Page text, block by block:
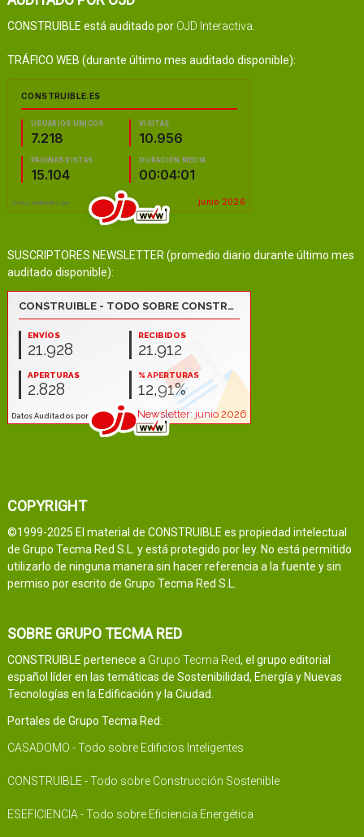
CONSTRUIBLE está auditado por OJD Interactiva
TRÁFICO WEB (durante último mes auditado disponible):
SUSCRIPTORES NEWSLETTER (promedio diario durante último mes
auditado disponible):
COPYRIGHT
©1999-2025 El material de CONSTRUIBLE es propiedad intelectual
de Grupo Tecma Red S.L. y está protegido por ley. No está permitido
utilizarlo de ninguna manera sin hacer referencia a la fuente y sin
permiso por escrito de Grupo Tecma Red S.L.
SOBRE GRUPO TECMA RED
CONSTRUIBLE pertenece a Grupo Tecma Red, el grupo editorial
español líder en las temáticas de Sostenibilidad, Energía y Nuevas
Tecnologías en la Edificación y la Ciudad.
Portales de Grupo Tecma Red:
CASADOMO - Todo sobre Edificios Inteligentes
CONSTRUIBLE - Todo sobre Construcción Sostenible
ESEFICIENCIA - Todo sobre Eficiencia Energética